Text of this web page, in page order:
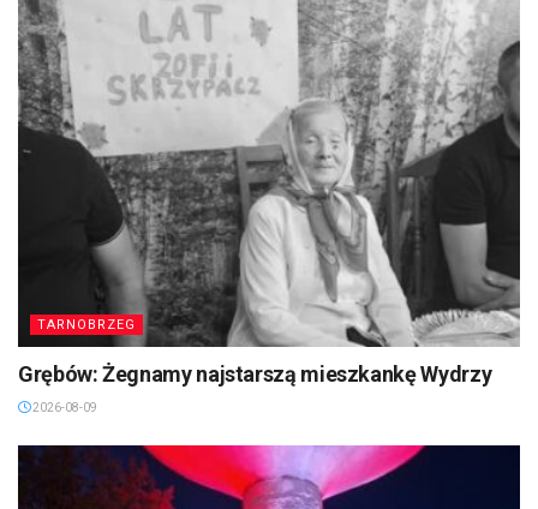
TARNOBRZEG
Grębów: Żegnamy najstarszą mieszkankę Wydrzy
2026-08-09